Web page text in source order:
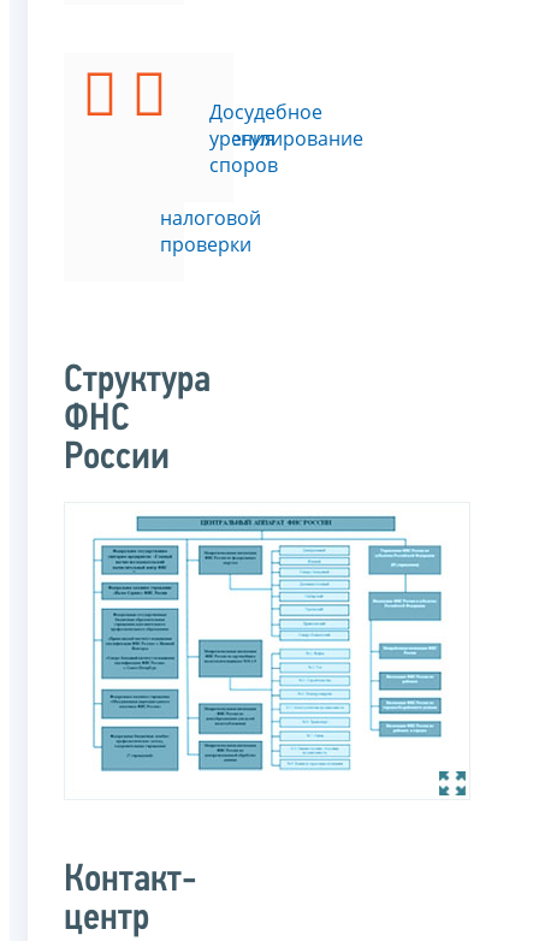
Подать
возражения
налоговой
проверки
Досудебное
урегулирование
споров
Структура
ФНС
России
Контакт-
центр